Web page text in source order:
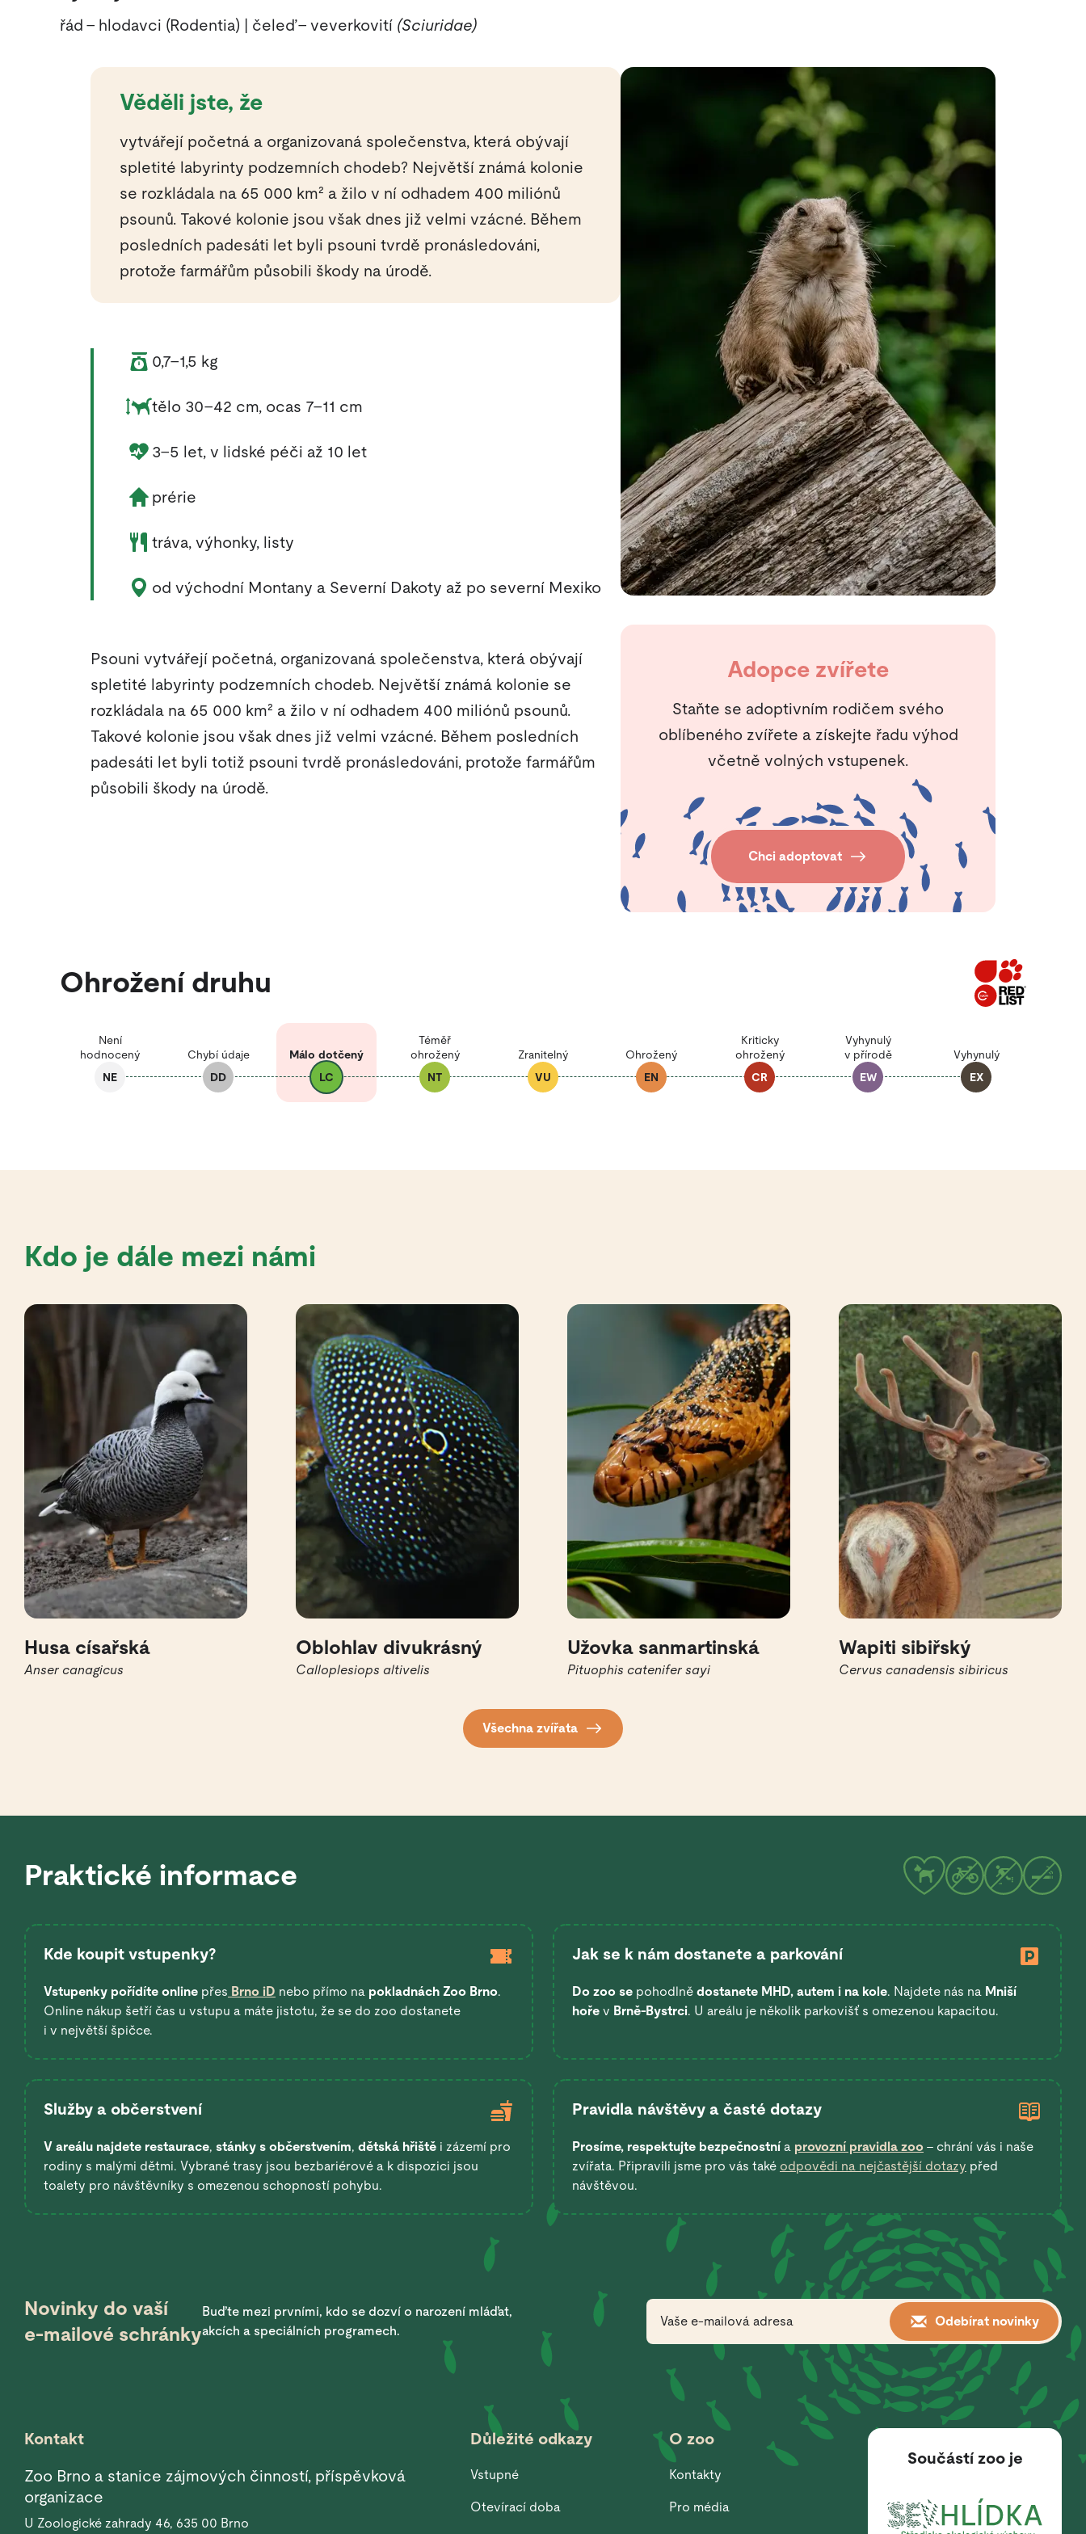
řád – hlodavci (Rodentia) | čeleď – veverkovití (Sciuridae)
Věděli jste, že
vytvářejí početná a organizovaná společenstva, která obývají
spletité labyrinty podzemních chodeb? Největší známá kolonie
se rozkládala na 65 000 km² a žilo v ní odhadem 400 miliónů
psounů. Takové kolonie jsou však dnes již velmi vzácné. Během
posledních padesáti let byli psouni tvrdě pronásledováni,
protože farmářům působili škody na úrodě.
Váha zvířete:
0,7–1,5 kg
Rozměry zvířete:
tělo 30–42 cm, ocas 7–11 cm
Délka života zvířete:
3–5 let, v lidské péči až 10 let
Životní prostředí zvířete:
prérie
Potrava zvířete:
tráva, výhonky, listy
Výskyt zvířete:
od východní Montany a Severní Dakoty až po severní Mexiko
Psouni vytvářejí početná, organizovaná společenstva, která obývají
spletité labyrinty podzemních chodeb. Největší známá kolonie se
rozkládala na 65 000 km² a žilo v ní odhadem 400 miliónů psounů.
Takové kolonie jsou však dnes již velmi vzácné. Během posledních
padesáti let byli totiž psouni tvrdě pronásledováni, protože farmářům
působili škody na úrodě.
Adopce zvířete
Staňte se adoptivním rodičem svého
oblíbeného zvířete a získejte řadu výhod
včetně volných vstupenek.
Chci adoptovat
Ohrožení druhu
Není
hodnocený
NE
Chybí údaje
DD
Málo dotčený
LC
Téměř
ohrožený
NT
Zranitelný
VU
Ohrožený
EN
Kriticky
ohrožený
CR
Vyhynulý
v přírodě
EW
Vyhynulý
EX
Kdo je dále mezi námi
Husa císařská
Anser canagicus
Oblohlav divukrásný
Calloplesiops altivelis
Užovka sanmartinská
Pituophis catenifer sayi
Wapiti sibiřský
Cervus canadensis sibiricus
Všechna zvířata
Praktické informace
Kde koupit vstupenky?
Vstupenky pořídíte online přes Brno iD nebo přímo na pokladnách Zoo Brno.
Online nákup šetří čas u vstupu a máte jistotu, že se do zoo dostanete
i v největší špičce.
Jak se k nám dostanete a parkování
Do zoo se pohodlně dostanete MHD, autem i na kole. Najdete nás na Mniší
hoře v Brně-Bystrci. U areálu je několik parkovišť s omezenou kapacitou.
Služby a občerstvení
V areálu najdete restaurace, stánky s občerstvením, dětská hřiště i zázemí pro
rodiny s malými dětmi. Vybrané trasy jsou bezbariérové a k dispozici jsou
toalety pro návštěvníky s omezenou schopností pohybu.
Pravidla návštěvy a časté dotazy
Prosíme, respektujte bezpečnostní a provozní pravidla zoo – chrání vás i naše
zvířata. Připravili jsme pro vás také odpovědi na nejčastější dotazy před
návštěvou.
Novinky do vaší
e-mailové schránky
Buďte mezi prvními, kdo se dozví o narození mláďat,
akcích a speciálních programech.
Odebírat novinky
Kontakt
Zoo Brno a stanice zájmových činností, příspěvková
organizace
U Zoologické zahrady 46, 635 00 Brno
Důležité odkazy
Vstupné
Otevírací doba
O zoo
Kontakty
Pro média
Součástí zoo je